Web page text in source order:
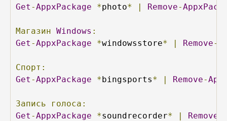
Get -AppxPackage *photo* | Remove-
Магазин Windows :
Get -AppxPackage *windowsstore* | Remove-
Спорт:
Get -AppxPackage *bingsports* | Remove-
Запись
голоса:
Get -AppxPackage *soundrecorder* | Remove